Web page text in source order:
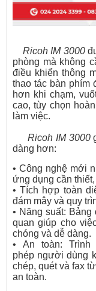
Ricoh IM 3000
phòng mà không
điều khiển thông
thao tác bàn phím
hơn khi chạm,
cao, tùy chọn
làm việc.
Ricoh IM 3000
dàng hơn:
• Công nghệ mới
ứng dụng cần
• Tích hợp toàn
đám mây và quy
• Năng suất:
quan giúp cho
chóng và dễ dàng.
• An toàn:
phép người dùng
chép, quét và fax
an toàn.